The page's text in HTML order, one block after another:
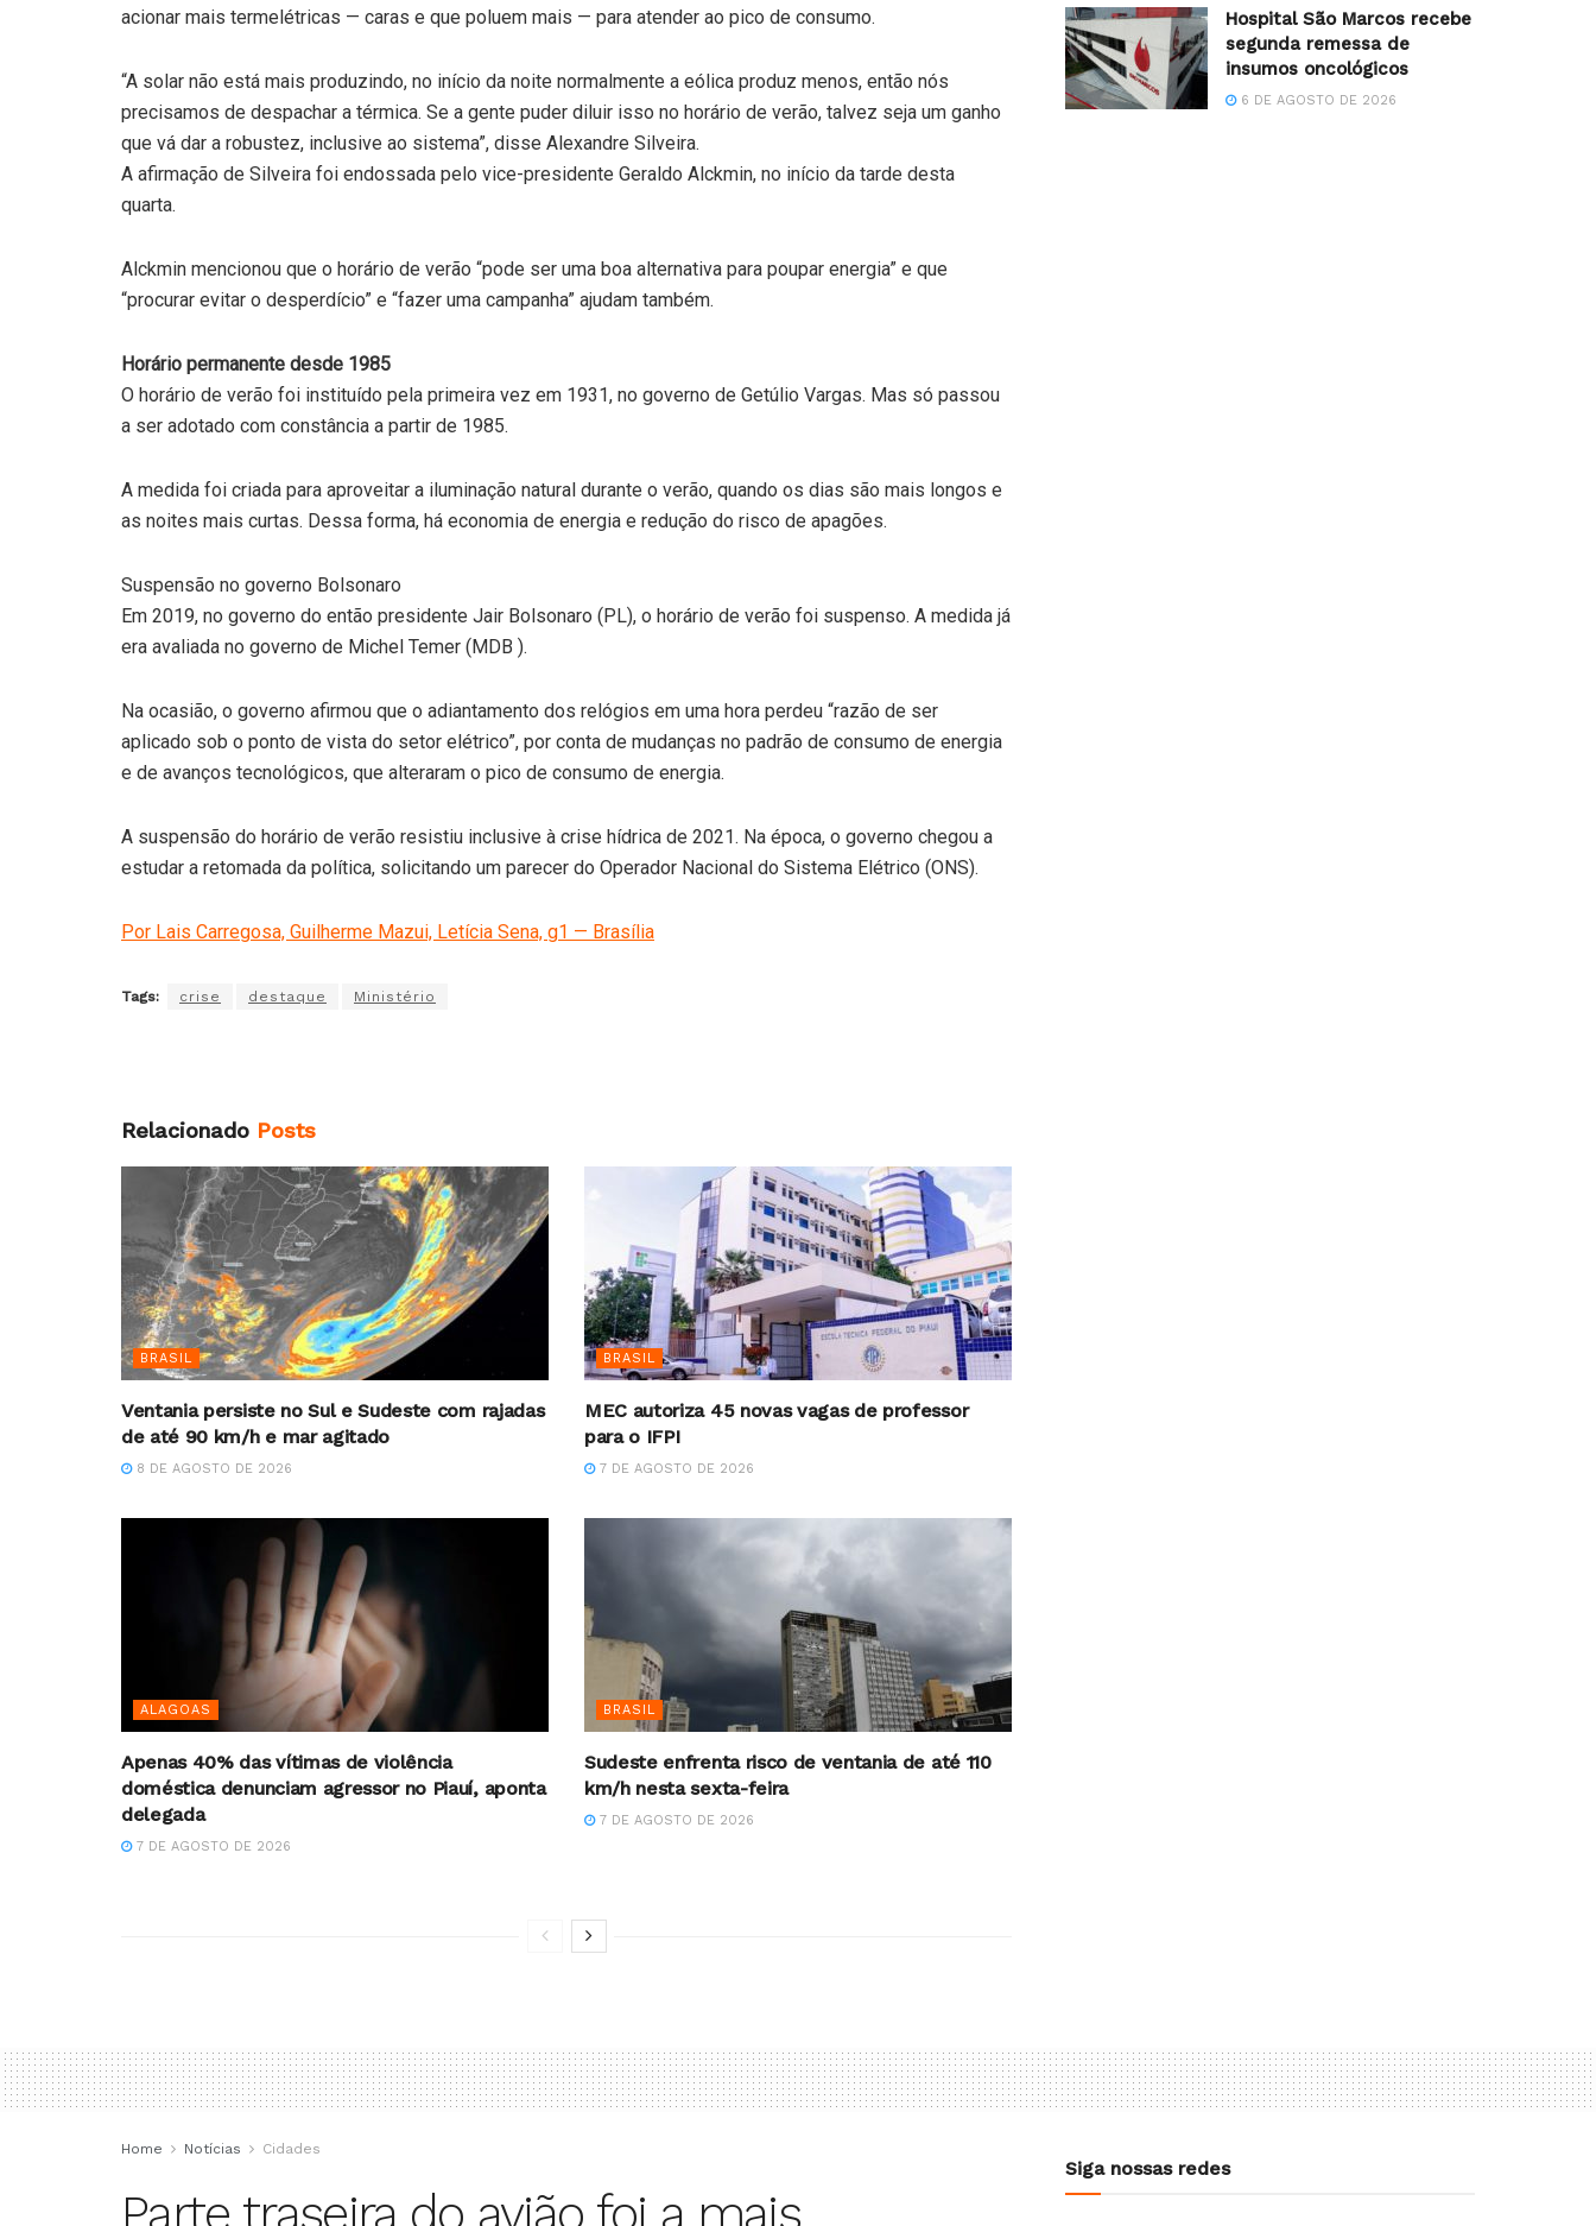
acionar mais termelétricas — caras e que poluem mais — para atender ao pico de consumo.
“A solar não está mais produzindo, no início da noite normalmente a eólica produz menos, então nós
precisamos de despachar a térmica. Se a gente puder diluir isso no horário de verão, talvez seja um ganho
que vá dar a robustez, inclusive ao sistema”, disse Alexandre Silveira.
A afirmação de Silveira foi endossada pelo vice-presidente Geraldo Alckmin, no início da tarde desta
quarta.
Alckmin mencionou que o horário de verão “pode ser uma boa alternativa para poupar energia” e que
“procurar evitar o desperdício” e “fazer uma campanha” ajudam também.
Horário permanente desde 1985
O horário de verão foi instituído pela primeira vez em 1931, no governo de Getúlio Vargas. Mas só passou
a ser adotado com constância a partir de 1985.
A medida foi criada para aproveitar a iluminação natural durante o verão, quando os dias são mais longos e
as noites mais curtas. Dessa forma, há economia de energia e redução do risco de apagões.
Suspensão no governo Bolsonaro
Em 2019, no governo do então presidente Jair Bolsonaro (PL), o horário de verão foi suspenso. A medida já
era avaliada no governo de Michel Temer (MDB ).
Na ocasião, o governo afirmou que o adiantamento dos relógios em uma hora perdeu “razão de ser
aplicado sob o ponto de vista do setor elétrico”, por conta de mudanças no padrão de consumo de energia
e de avanços tecnológicos, que alteraram o pico de consumo de energia.
A suspensão do horário de verão resistiu inclusive à crise hídrica de 2021. Na época, o governo chegou a
estudar a retomada da política, solicitando um parecer do Operador Nacional do Sistema Elétrico (ONS).
Por Lais Carregosa, Guilherme Mazui, Letícia Sena, g1 — Brasília
Tags: crise destaque Ministério
Relacionado Posts
BRASIL
Ventania persiste no Sul e Sudeste com rajadas
de até 90 km/h e mar agitado
8 DE AGOSTO DE 2026
BRASIL
MEC autoriza 45 novas vagas de professor
para o IFPI
7 DE AGOSTO DE 2026
ALAGOAS
Apenas 40% das vítimas de violência
doméstica denunciam agressor no Piauí, aponta
delegada
7 DE AGOSTO DE 2026
BRASIL
Sudeste enfrenta risco de ventania de até 110
km/h nesta sexta-feira
7 DE AGOSTO DE 2026
Hospital São Marcos recebe
segunda remessa de
insumos oncológicos
6 DE AGOSTO DE 2026
Home Notícias Cidades
Parte traseira do avião foi a mais
Siga nossas redes